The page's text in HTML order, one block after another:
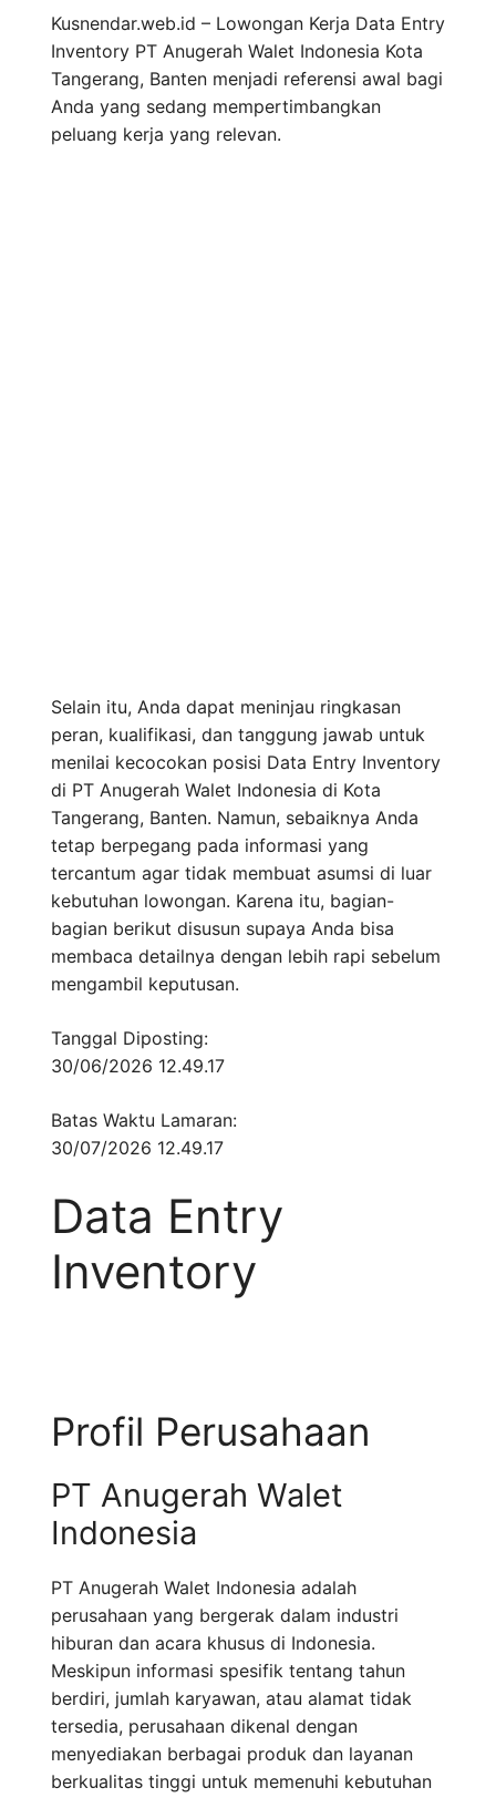
Kusnendar.web.id – Lowongan Kerja Data Entry
Inventory PT Anugerah Walet Indonesia Kota
Tangerang, Banten menjadi referensi awal bagi
Anda yang sedang mempertimbangkan
peluang kerja yang relevan.
Selain itu, Anda dapat meninjau ringkasan
peran, kualifikasi, dan tanggung jawab untuk
menilai kecocokan posisi Data Entry Inventory
di PT Anugerah Walet Indonesia di Kota
Tangerang, Banten. Namun, sebaiknya Anda
tetap berpegang pada informasi yang
tercantum agar tidak membuat asumsi di luar
kebutuhan lowongan. Karena itu, bagian-
bagian berikut disusun supaya Anda bisa
membaca detailnya dengan lebih rapi sebelum
mengambil keputusan.
Tanggal Diposting:
30/06/2026 12.49.17
Batas Waktu Lamaran:
30/07/2026 12.49.17
Data Entry
Inventory
Profil Perusahaan
PT Anugerah Walet
Indonesia
PT Anugerah Walet Indonesia adalah
perusahaan yang bergerak dalam industri
hiburan dan acara khusus di Indonesia.
Meskipun informasi spesifik tentang tahun
berdiri, jumlah karyawan, atau alamat tidak
tersedia, perusahaan dikenal dengan
menyediakan berbagai produk dan layanan
berkualitas tinggi untuk memenuhi kebutuhan